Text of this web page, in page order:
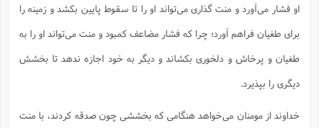
او فشار می‌آورد و منت گذاری می‌تواند او را تا سقوط پایین بکشد و زمینه را
برای طغیان فراهم آورد؛ چرا که فشار مضاعف کمبود و منت می‌تواند او را به
طغیان و پرخاش و دلخوری بکشاند و دیگر به خود اجازه ندهد تا بخشش
دیگری را بپذیرد.
خداوند از مومنان می‌خواهد هنگامی که بخششی چون صدقه کردند، با منت